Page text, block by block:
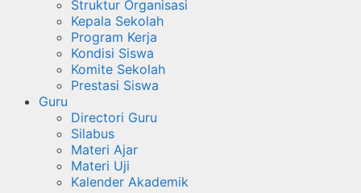
Struktur Organisasi
Kepala Sekolah
Program Kerja
Kondisi Siswa
Komite Sekolah
Prestasi Siswa
Guru
Directori Guru
Silabus
Materi Ajar
Materi Uji
Kalender Akademik